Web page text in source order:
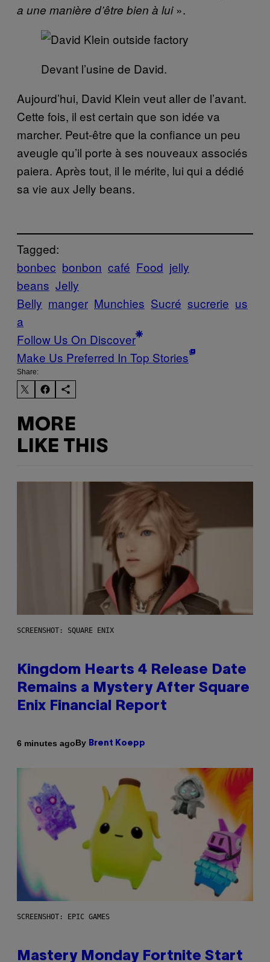
a une manière d’être bien à lui ».
Devant l’usine de David.
Aujourd’hui, David Klein veut aller de l’avant.
Cette fois, il est certain que son idée va
marcher. Peut-être que la confiance un peu
aveugle qu’il porte à ses nouveaux associés
paiera. Après tout, il le mérite, lui qui a dédié
sa vie aux Jelly beans.
Tagged:
bonbec bonbon café Food jelly
beans Jelly
Belly manger Munchies Sucré sucrerie us
a
Follow Us On Discover
Make Us Preferred In Top Stories
Share:
MORE
LIKE THIS
SCREENSHOT: SQUARE ENIX
Kingdom Hearts 4 Release Date
Remains a Mystery After Square
Enix Financial Report
6 minutes agoBy Brent Koepp
SCREENSHOT: EPIC GAMES
Mastery Monday Fortnite Start